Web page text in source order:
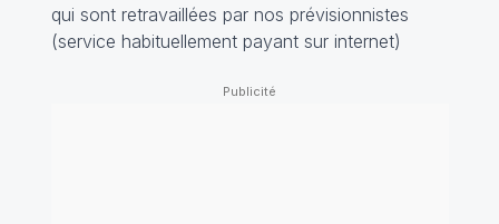
qui sont retravaillées par nos prévisionnistes
(service habituellement payant sur internet)